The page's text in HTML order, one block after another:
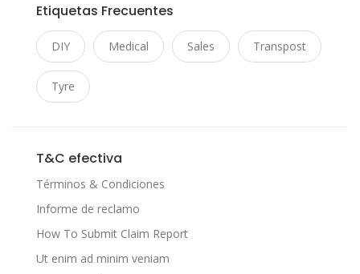
Etiquetas Frecuentes
DIY Medical Sales Transpost
Tyre
T&C efectiva
Términos & Condiciones
Informe de reclamo
How To Submit Claim Report
Ut enim ad minim veniam